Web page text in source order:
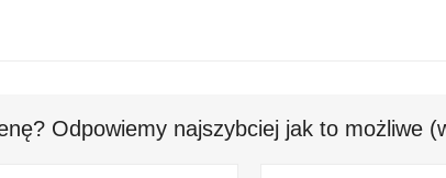
Odpowiemy najszybciej jak to możliwe